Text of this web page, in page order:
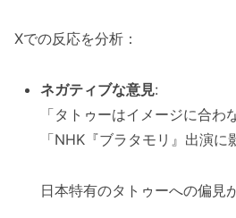
Xでの反応を分析：
ネガティブな意見:
「タトゥーはイメージに合わ
「NHK『ブラタモリ
日本特有のタトゥーへの偏見